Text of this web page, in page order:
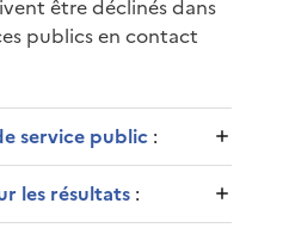
être déclinés dans
publics en contact
service public :
les résultats :